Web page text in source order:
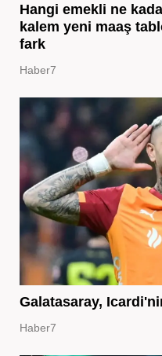
Hangi emekli ne
kalem yeni maaş
fark
Haber7
Galatasaray,
Haber7